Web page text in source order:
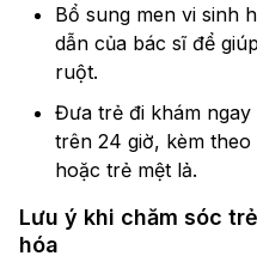
Bổ sung men vi sinh
dẫn của bác sĩ để
ruột.
Đưa trẻ đi khám
trên 24 giờ, kèm
hoặc trẻ mệt lả.
Lưu ý khi chăm sóc
hóa